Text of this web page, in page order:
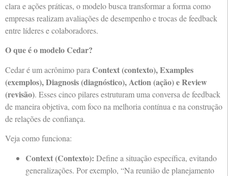
clara e ações práticas, o modelo busca transformar a forma como
empresas realizam avaliações de desempenho e trocas de feedback
entre líderes e colaboradores.
O que é o modelo Cedar?
Cedar é um acrônimo para Context (contexto), Examples
(exemplos), Diagnosis (diagnóstico), Action (ação) e Review
(revisão). Esses cinco pilares estruturam uma conversa de feedback
de maneira objetiva, com foco na melhoria contínua e na construção
de relações de confiança.
Veja como funciona:
Context (Contexto): Define a situação específica, evitando
generalizações. Por exemplo, “Na reunião de planejamento